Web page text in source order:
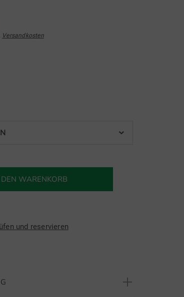
Versandkosten
WARENKORB
und reservieren